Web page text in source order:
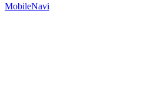
MobileNavi